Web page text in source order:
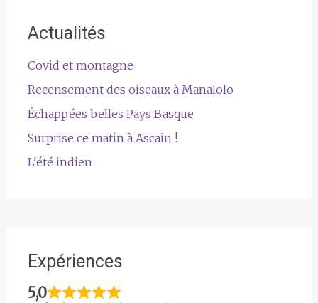
Actualités
Covid et montagne
Recensement des oiseaux à Manalolo
Échappées belles Pays Basque
Surprise ce matin à Ascain !
L'été indien
Expériences
5,0